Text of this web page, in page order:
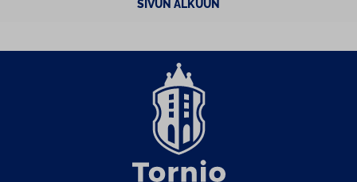
SIVUN ALKUUN